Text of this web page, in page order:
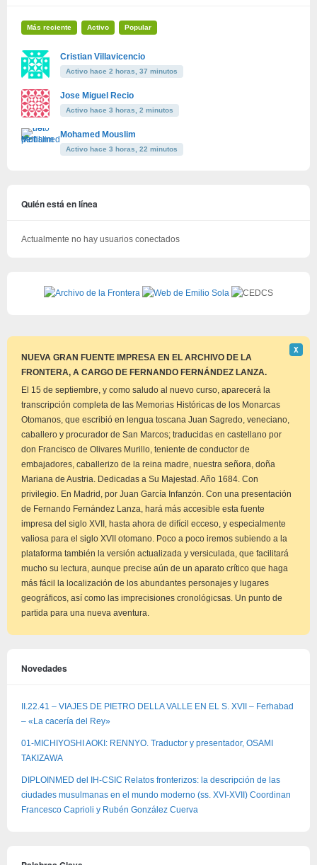
Más reciente Activo Popular
Cristian Villavicencio
Activo hace 2 horas, 37 minutos
Jose Miguel Recio
Activo hace 3 horas, 2 minutos
Mohamed Mouslim
Activo hace 3 horas, 22 minutos
Quién está en línea
Actualmente no hay usuarios conectados
NUEVA GRAN FUENTE IMPRESA EN EL ARCHIVO DE LA
FRONTERA, A CARGO DE FERNANDO FERNÁNDEZ LANZA.
este
Χ
El 15 de septiembre, y como saludo al nuevo curso, aparecerá la
transcripción completa de las Memorias Históricas de los Monarcas
Otomanos, que escribió en lengua toscana Juan Sagredo, veneciano,
caballero y procurador de San Marcos; traducidas en castellano por
don Francisco de Olivares Murillo, teniente de conductor de
embajadores, caballerizo de la reina madre, nuestra señora, doña
Mariana de Austria. Dedicadas a Su Majestad. Año 1684. Con
privilegio. En Madrid, por Juan García Infanzón. Con una presentación
de Fernando Fernández Lanza, hará más accesible esta fuente
impresa del siglo XVII, hasta ahora de difícil ecceso, y especialmente
valiosa para el siglo XVII otomano. Poco a poco iremos subiendo a la
plataforma también la versión actualizada y versiculada, que facilitará
mucho su lectura, aunque precise aún de un aparato crítico que haga
más fácil la localización de los abundantes personajes y lugares
geográficos, así como las imprecisiones cronológicsas. Un punto de
partida para una nueva aventura.
Novedades
II.22.41 – VIAJES DE PIETRO DELLA VALLE EN EL S. XVII – Ferhabad
– «La cacería del Rey»
01-MICHIYOSHI AOKI: RENNYO. Traductor y presentador, OSAMI
TAKIZAWA
DIPLOINMED del IH-CSIC Relatos fronterizos: la descripción de las
ciudades musulmanas en el mundo moderno (ss. XVI-XVII) Coordinan
Francesco Caprioli y Rubén González Cuerva